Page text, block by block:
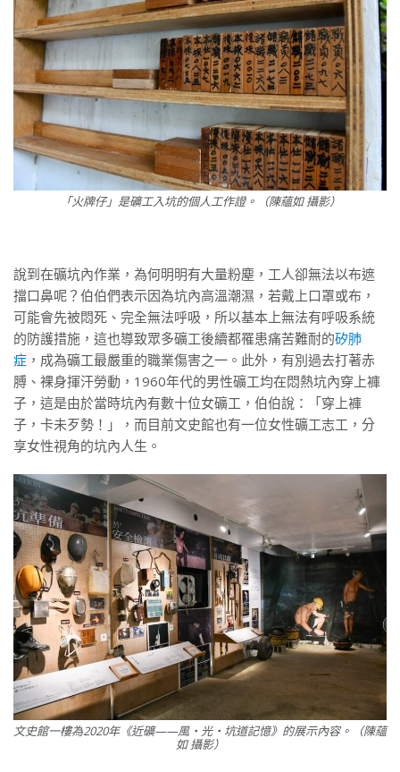
「火牌仔」是礦工入坑的個人工作證。（陳蘊如 攝影）
說到在礦坑內作業，為何明明有大量粉塵，工人卻無法以布遮
擋口鼻呢？伯伯們表示因為坑內高溫潮濕，若戴上口罩或布，
可能會先被悶死、完全無法呼吸，所以基本上無法有呼吸系統
的防護措施，這也導致眾多礦工後續都罹患痛苦難耐的矽肺
症 ，成為礦工最嚴重的職業傷害之一。此外，有別過去打著赤
膊、裸身揮汗勞動，1960年代的男性礦工均在悶熱坑內穿上褲
子，這是由於當時坑內有數十位女礦工，伯伯說：「穿上褲
子，卡未歹勢！」，而目前文史館也有一位女性礦工志工，分
享女性視角的坑內人生。
文史館一樓為2020年《近礦——風・光・坑道記憶》的展示內容。（陳蘊
如 攝影）